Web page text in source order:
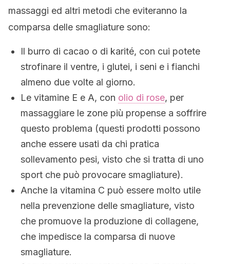
massaggi ed altri metodi che eviteranno la
comparsa delle smagliature sono:
Il burro di cacao o di karité, con cui potete
strofinare il ventre, i glutei, i seni e i fianchi
almeno due volte al giorno.
Le vitamine E e A, con olio di rose, per
massaggiare le zone più propense a soffrire
questo problema (questi prodotti possono
anche essere usati da chi pratica
sollevamento pesi, visto che si tratta di uno
sport che può provocare smagliature).
Anche la vitamina C può essere molto utile
nella prevenzione delle smagliature, visto
che promuove la produzione di collagene,
che impedisce la comparsa di nuove
smagliature.